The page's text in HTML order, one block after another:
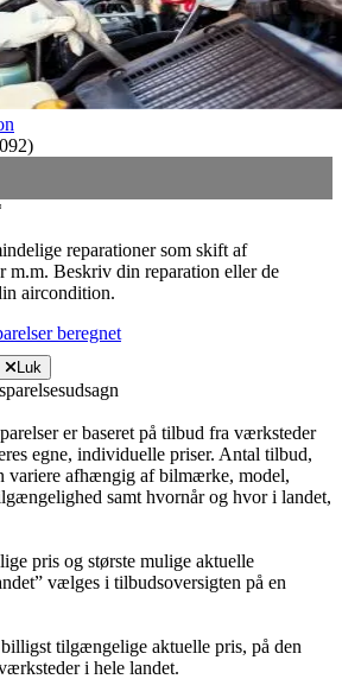
)
reparationer som skift af
m.m. Beskriv din reparation eller de
aircondition.
beregnet
Luk
er baseret på tilbud fra værksteder
egne, individuelle priser. Antal tilbud,
variere afhængig af bilmærke, model,
samt hvornår og hvor i landet,
pris og største mulige aktuelle
vælges i tilbudsoversigten på en
tilgængelige aktuelle pris, på den
i hele landet.